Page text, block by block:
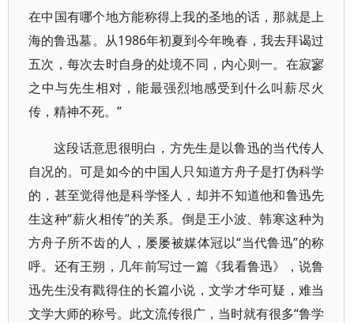
在中国有哪个地方能称得上我的圣地的话，那就是上
海的鲁迅墓。从1986年初夏到今年晚春，我去拜谒过
五次，每次去时自身的处境不同，内心则一。在寂寥
之中与先生相对，能最强烈地感受到什么叫薪尽火
传，精神不死。”
这段话意思很明白，方先生是以鲁迅的当代传人
自况的。可是如今的中国人只知道方舟子是打伪科学
的，甚至觉得他是科学怪人，却并不知道他和鲁迅先
生这种“薪火相传”的关系。倒是王小波、韩寒这种为
方舟子所不齿的人，屡屡被媒体冠以“当代鲁迅”的称
呼。还有王朔，几年前写过一篇《我看鲁迅》，说鲁
迅先生没有戳得住的长篇小说，文学才华可疑，难当
文学大师的称号。此文流传很广，当时就有很多“鲁学